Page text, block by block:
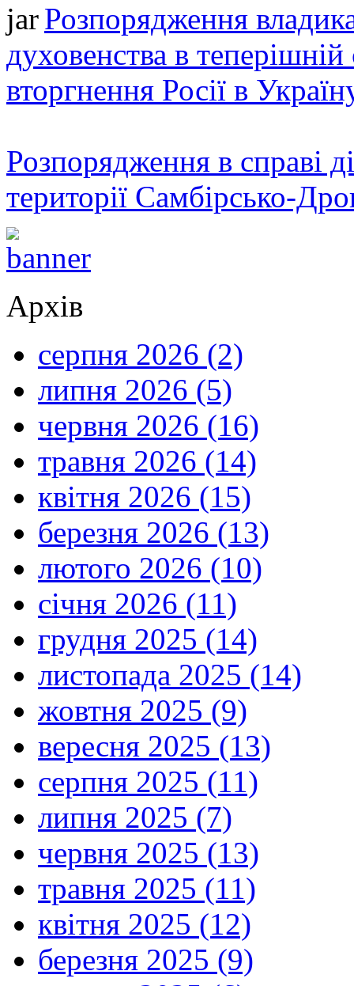
Розпорядження
духовенства в теперішній
вторгнення Росії в
Розпорядження в справі
території Самбірсько-
Архів
серпня 2026 (2)
липня 2026 (5)
червня 2026 (16)
травня 2026 (14)
квітня 2026 (15)
березня 2026 (13)
лютого 2026 (10)
січня 2026 (11)
грудня 2025 (14)
листопада 2025 (14)
жовтня 2025 (9)
вересня 2025 (13)
серпня 2025 (11)
липня 2025 (7)
червня 2025 (13)
травня 2025 (11)
квітня 2025 (12)
березня 2025 (9)